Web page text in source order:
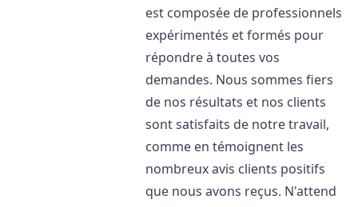
est composée de professionnels
expérimentés et formés pour
répondre à toutes vos
demandes. Nous sommes fiers
de nos résultats et nos clients
sont satisfaits de notre travail,
comme en témoignent les
nombreux avis clients positifs
que nous avons reçus. N'attend